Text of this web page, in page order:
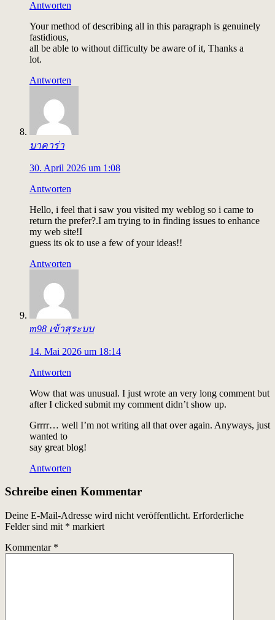
Antworten
Your method of describing all in this paragraph is genuinely
fastidious,
all be able to without difficulty be aware of it, Thanks a
lot.
Antworten
บาคาร่า
30. April 2026 um 1:08
Antworten
Hello, i feel that i saw you visited my weblog so i came to
return the prefer?.I am trying to in finding issues to enhance
my web site!I
guess its ok to use a few of your ideas!!
Antworten
m98 เข้าสุระบบ
14. Mai 2026 um 18:14
Antworten
Wow that was unusual. I just wrote an very long comment but
after I clicked submit my comment didn’t show up.
Grrrr… well I’m not writing all that over again. Anyways, just
wanted to
say great blog!
Antworten
Schreibe einen Kommentar
Deine E-Mail-Adresse wird nicht veröffentlicht. Erforderliche
Felder sind mit * markiert
Kommentar *